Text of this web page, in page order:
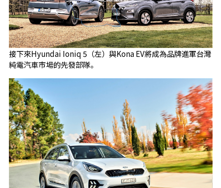
接下來Hyundai Ioniq 5（左）與Kona EV將成為品牌進軍台灣
純電汽車市場的先發部隊。